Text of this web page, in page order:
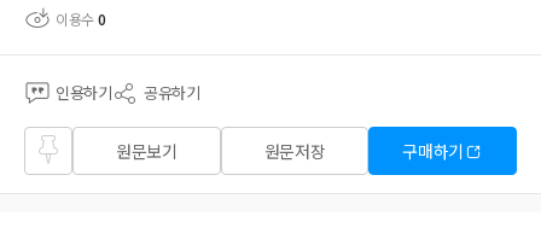
이용수0
인용하기 공유하기
즐겨
찾기
원문보기 원문저장 구매하기